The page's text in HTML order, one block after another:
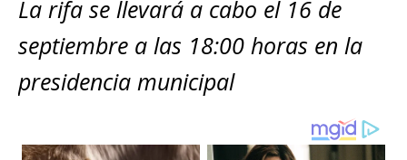
A
p
p
b
o
o
n
g
e
r Li
n
k
m
p
ar
ti
La rifa se llevará a cabo el 16 de
septiembre a las 18:00 horas en la
presidencia municipal